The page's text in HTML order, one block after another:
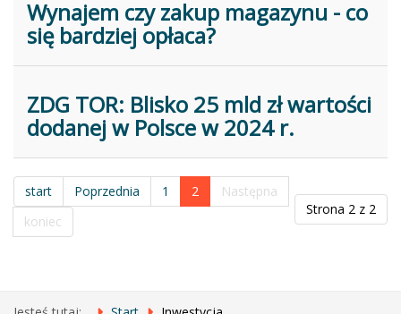
Wynajem czy zakup magazynu - co
się bardziej opłaca?
ZDG TOR: Blisko 25 mld zł wartości
dodanej w Polsce w 2024 r.
Strona 2 z 2
start Poprzednia 1 2
Następna
koniec